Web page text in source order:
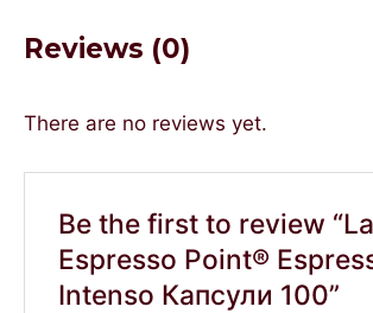
Reviews (0)
There are no reviews yet.
Be the first to review
Espresso Point®
Intenso Капсули 100”